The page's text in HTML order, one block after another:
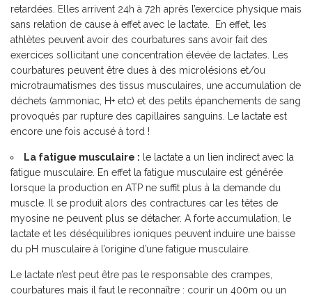
retardées. Elles arrivent 24h à 72h après l’exercice physique mais
sans relation de cause à effet avec le lactate. En effet, les
athlètes peuvent avoir des courbatures sans avoir fait des
exercices sollicitant une concentration élevée de lactates. Les
courbatures peuvent être dues à des microlésions et/ou
microtraumatismes des tissus musculaires, une accumulation de
déchets (ammoniac, H+ etc) et des petits épanchements de sang
provoqués par rupture des capillaires sanguins. Le lactate est
encore une fois accusé à tord !
La fatigue musculaire : le lactate a un lien indirect avec la
fatigue musculaire. En effet la fatigue musculaire est générée
lorsque la production en ATP ne suffit plus à la demande du
muscle. Il se produit alors des contractures car les têtes de
myosine ne peuvent plus se détacher. A forte accumulation, le
lactate et les déséquilibres ioniques peuvent induire une baisse
du pH musculaire à l’origine d’une fatigue musculaire.
Le lactate n’est peut être pas le responsable des crampes,
courbatures mais il faut le reconnaître : courir un 400m ou un